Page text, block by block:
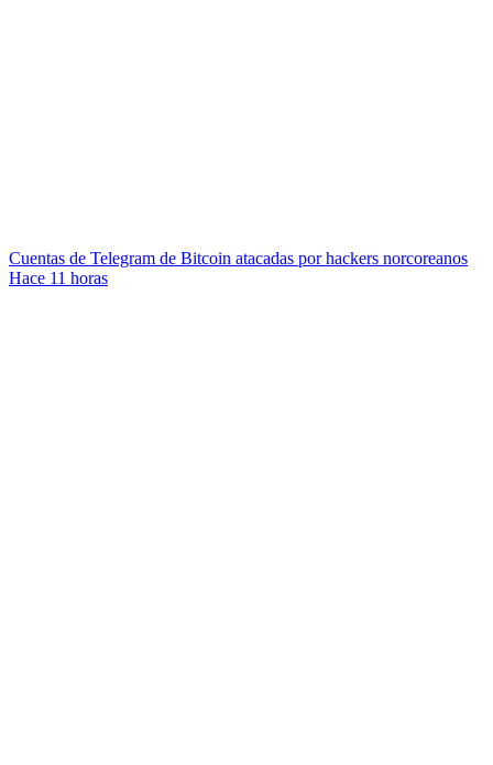
Cuentas de Telegram de Bitcoin atacadas por hackers norcoreanos
Hace 11 horas